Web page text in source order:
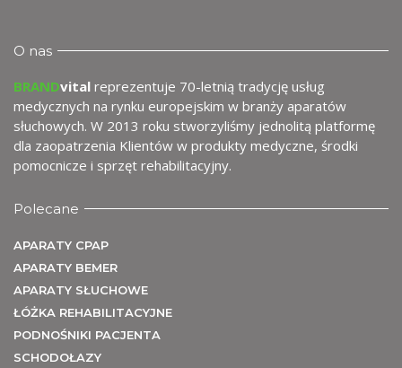
O nas
BRANDvital reprezentuje 70-letnią tradycję usług
medycznych na rynku europejskim w branży aparatów
słuchowych. W 2013 roku stworzyliśmy jednolitą platformę
dla zaopatrzenia Klientów w produkty medyczne, środki
pomocnicze i sprzęt rehabilitacyjny.
Polecane
APARATY CPAP
APARATY BEMER
APARATY SŁUCHOWE
ŁÓŻKA REHABILITACYJNE
PODNOŚNIKI PACJENTA
SCHODOŁAZY